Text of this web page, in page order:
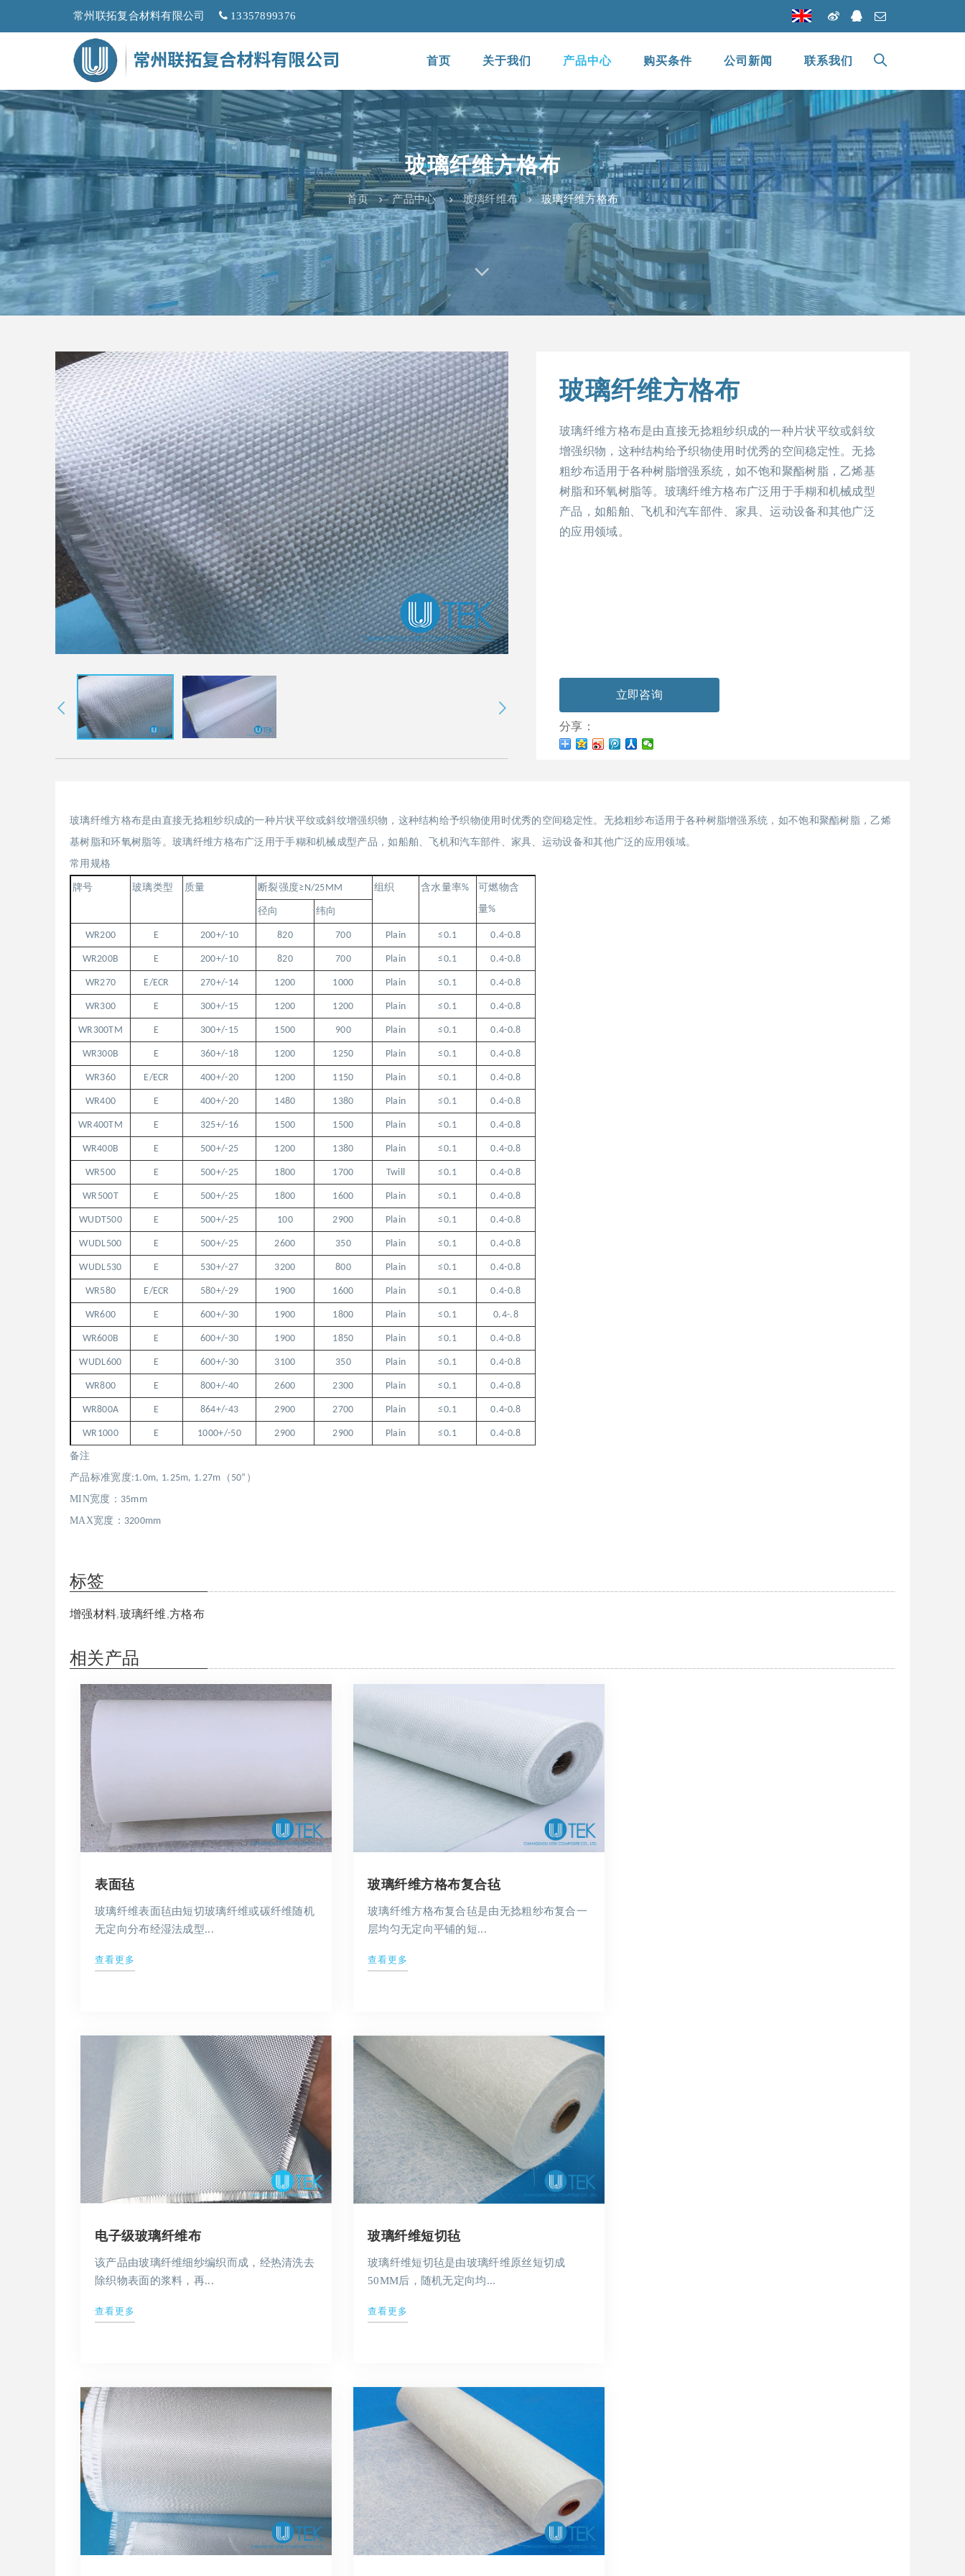
常州联拓复合材料有限公司 13357899376
首页 关于我们 产品中心 购买条件 公司新闻 联系我们
玻璃纤维方格布
首页 产品中心 玻璃纤维布 玻璃纤维方格布
玻璃纤维方格布
玻璃纤维方格布是由直接无捻粗纱织成的一种片状平纹或斜纹
增强织物，这种结构给予织物使用时优秀的空间稳定性。无捻
粗纱布适用于各种树脂增强系统，如不饱和聚酯树脂，乙烯基
树脂和环氧树脂等。玻璃纤维方格布广泛用于手糊和机械成型
产品，如船舶、飞机和汽车部件、家具、运动设备和其他广泛
的应用领域。
立即咨询
分享：
玻璃纤维方格布是由直接无捻粗纱织成的一种片状平纹或斜纹增强织物，这种结构给予织物使用时优秀的空间稳定性。无捻粗纱布适用于各种树脂增强系统，如不饱和聚酯树脂，乙烯
基树脂和环氧树脂等。玻璃纤维方格布广泛用于手糊和机械成型产品，如船舶、飞机和汽车部件、家具、运动设备和其他广泛的应用领域。
常用规格
牌号 玻璃类型 质量 断裂强度≥N/25MM 组织 含水量率%
可燃物含
量%
径向 纬向
WR200 E 200+/-10 820 700 Plain ≤0.1 0.4-0.8
WR200B E 200+/-10 820 700 Plain ≤0.1 0.4-0.8
WR270 E/ECR 270+/-14 1200 1000 Plain ≤0.1 0.4-0.8
WR300 E 300+/-15 1200 1200 Plain ≤0.1 0.4-0.8
WR300TM E 300+/-15 1500 900 Plain ≤0.1 0.4-0.8
WR300B E 360+/-18 1200 1250 Plain ≤0.1 0.4-0.8
WR360 E/ECR 400+/-20 1200 1150 Plain ≤0.1 0.4-0.8
WR400 E 400+/-20 1480 1380 Plain ≤0.1 0.4-0.8
WR400TM E 325+/-16 1500 1500 Plain ≤0.1 0.4-0.8
WR400B E 500+/-25 1200 1380 Plain ≤0.1 0.4-0.8
WR500 E 500+/-25 1800 1700 Twill ≤0.1 0.4-0.8
WR500T E 500+/-25 1800 1600 Plain ≤0.1 0.4-0.8
WUDT500 E 500+/-25 100 2900 Plain ≤0.1 0.4-0.8
WUDL500 E 500+/-25 2600 350 Plain ≤0.1 0.4-0.8
WUDL530 E 530+/-27 3200 800 Plain ≤0.1 0.4-0.8
WR580 E/ECR 580+/-29 1900 1600 Plain ≤0.1 0.4-0.8
WR600 E 600+/-30 1900 1800 Plain ≤0.1 0.4-.8
WR600B E 600+/-30 1900 1850 Plain ≤0.1 0.4-0.8
WUDL600 E 600+/-30 3100 350 Plain ≤0.1 0.4-0.8
WR800 E 800+/-40 2600 2300 Plain ≤0.1 0.4-0.8
WR800A E 864+/-43 2900 2700 Plain ≤0.1 0.4-0.8
WR1000 E 1000+/-50 2900 2900 Plain ≤0.1 0.4-0.8
备注
产品标准宽度:1.0m, 1.25m, 1.27m （ 50” ）
MIN宽度： 35mm
MAX宽度： 3200mm
标签
增强材料,玻璃纤维,方格布
相关产品
表面毡
玻璃纤维表面毡由短切玻璃纤维或碳纤维随机
无定向分布经湿法成型...
查看更多
玻璃纤维方格布复合毡
玻璃纤维方格布复合毡是由无捻粗纱布复合一
层均匀无定向平铺的短...
查看更多
电子级玻璃纤维布
该产品由玻璃纤维细纱编织而成，经热清洗去
除织物表面的浆料，再...
查看更多
玻璃纤维短切毡
玻璃纤维短切毡是由玻璃纤维原丝短切成
50MM后，随机无定向均...
查看更多